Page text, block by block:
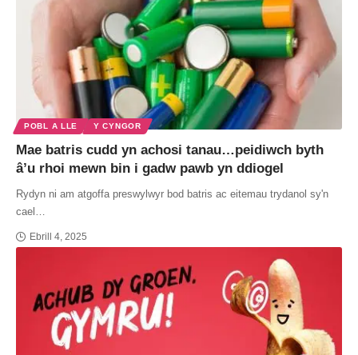
POBL A LLE Y CYNGOR
Mae batris cudd yn achosi tanau…peidiwch byth
â’u rhoi mewn bin i gadw pawb yn ddiogel
Rydyn ni am atgoffa preswylwyr bod batris ac eitemau trydanol sy'n
cael…
Ebrill 4, 2025